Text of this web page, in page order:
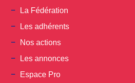
La Fédération
Les adhérents
Nos actions
Les annonces
Espace Pro